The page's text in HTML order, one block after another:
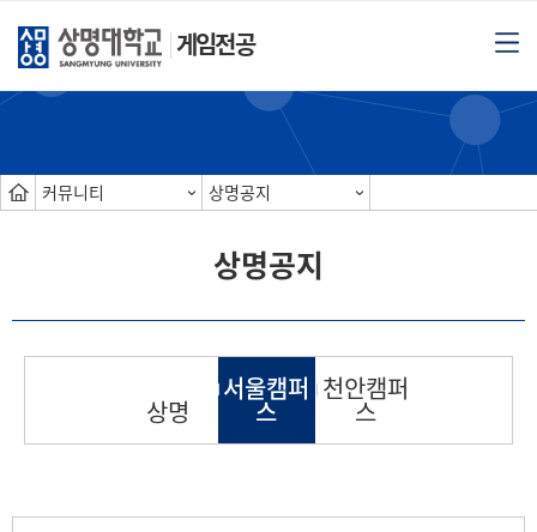
게임전공
커뮤니티 상명공지
상명공지
상명
서울캠퍼
스
천안캠퍼
스